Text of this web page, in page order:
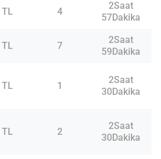
4
2Saat
57Dakika
7
2Saat
59Dakika
1
2Saat
30Dakika
2
2Saat
30Dakika